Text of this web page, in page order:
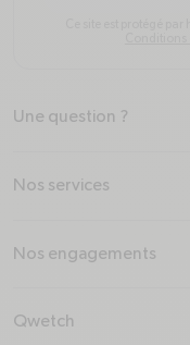
Une question ?
arrow-down
Nos services
arrow-down
Nos engagements
arrow-down
Qwetch
arrow-down